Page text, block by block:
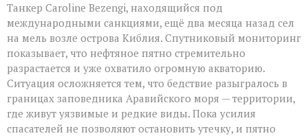
Танкер Caroline Bezengi, находящийся под
международными санкциями, ещё два месяца назад сел
на мель возле острова Киблия. Спутниковый мониторинг
показывает, что нефтяное пятно стремительно
разрастается и уже охватило огромную акваторию.
Ситуация осложняется тем, что бедствие разыгралось в
границах заповедника Аравийского моря — территории,
где живут уязвимые и редкие виды. Пока усилия
спасателей не позволяют остановить утечку, и пятно